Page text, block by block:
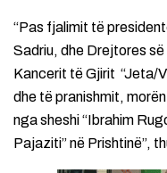
“Pas fjalimit të
Sadriu, dhe Drejtores
Kancerit të Gjirit “Jeta/
dhe të pranishmit,
nga sheshi “Ibrahim
Pajaziti” në Prishtinë”,